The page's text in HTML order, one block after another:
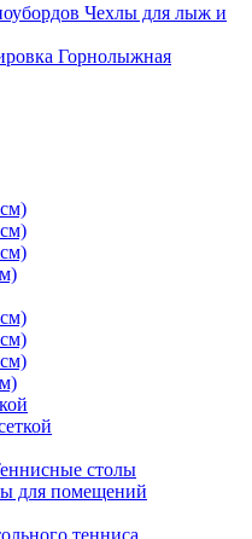
Чехлы для лыж и
Горнолыжная
столы
для помещений
тенниса